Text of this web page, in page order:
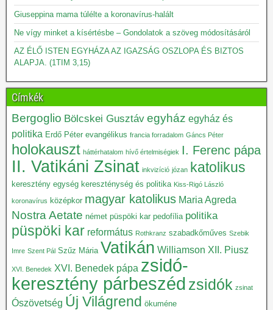
Giuseppina mama túlélte a koronavírus-halált
Ne vígy minket a kísértésbe – Gondolatok a szöveg módosításáról
AZ ÉLŐ ISTEN EGYHÁZA AZ IGAZSÁG OSZLOPA ÉS BIZTOS
ALAPJA. (1TIM 3,15)
Címkék
Bergoglio Bölcskei Gusztáv egyház egyház és
politika Erdő Péter evangélikus francia forradalom Gáncs Péter
holokauszt háttérhatalom hívő értelmiségiek I. Ferenc pápa
II. Vatikáni Zsinat inkvizíció józan katolikus
keresztény egység kereszténység és politika Kiss-Rigó László
koronavírus középkor magyar katolikus Maria Agreda
Nostra Aetate német püspöki kar pedofília politika
püspöki kar református Rothkranz szabadkőműves Szebik
Imre Szent Pál Szűz Mária Vatikán Williamson XII. Piusz
XVI. Benedek XVI. Benedek pápa zsidó-
keresztény párbeszéd zsidók zsinat
Ószövetség Új Világrend ökuméne